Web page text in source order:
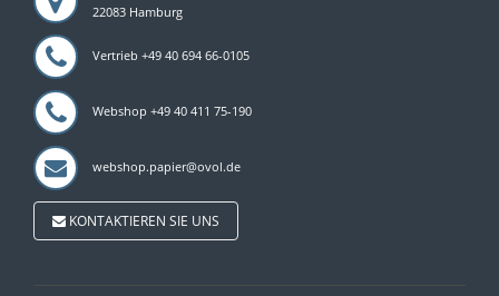
22083 Hamburg
Vertrieb +49 40 694 66-0105
Webshop +49 40 411 75-190
webshop.papier@ovol.de
KONTAKTIEREN SIE UNS